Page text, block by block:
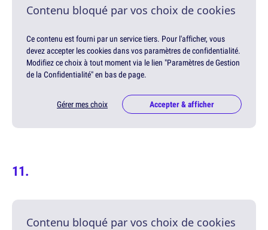
Contenu bloqué par vos choix de cookies
Ce contenu est fourni par un service tiers. Pour l'afficher, vous
devez accepter les cookies dans vos paramètres de confidentialité.
Modifiez ce choix à tout moment via le lien "Paramètres de Gestion
de la Confidentialité" en bas de page.
Gérer mes choix Accepter & afficher
Contenu bloqué par vos choix de cookies